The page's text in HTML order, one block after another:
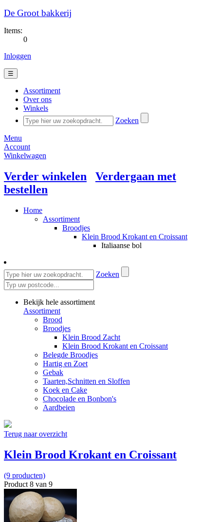
De Groot bakkerij
Items:
0
Inloggen
☰
Assortiment
Over ons
Winkels
Zoeken
Menu
Account
Winkelwagen
Verder winkelen
Verdergaan met
bestellen
Home
Assortiment
Broodjes
Klein Brood Krokant en Croissant
Italiaanse bol
Zoeken
Bekijk hele assortiment
Assortiment
Brood
Broodjes
Klein Brood Zacht
Klein Brood Krokant en Croissant
Belegde Broodjes
Hartig en Zoet
Gebak
Taarten,Schnitten en Sloffen
Koek en Cake
Chocolade en Bonbon's
Aardbeien
Terug naar overzicht
Klein Brood Krokant en Croissant
(9 producten)
Product 8 van 9